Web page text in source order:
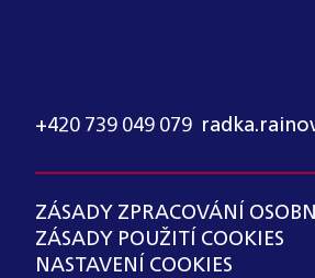
+420 739 049 079
ZÁSADY ZPRACOVÁNÍ
ZÁSADY POUŽITÍ COOKIES
NASTAVENÍ COOKIES